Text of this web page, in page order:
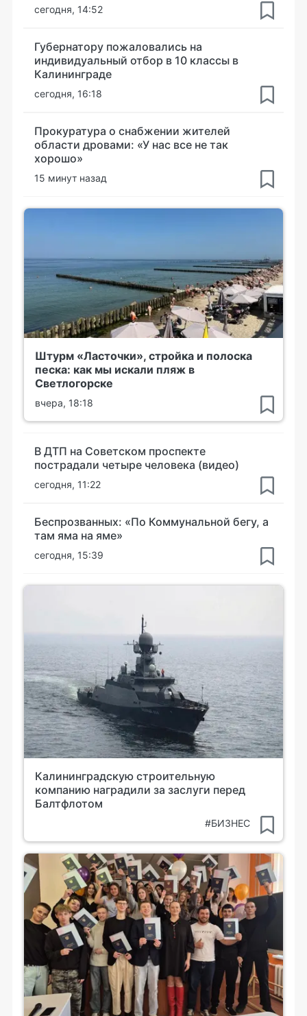
сегодня, 14:52
Губернатору пожаловались на
индивидуальный отбор в 10 классы в
Калининграде
сегодня, 16:18
Прокуратура о снабжении жителей
области дровами: «У нас все не так
хорошо»
15 минут назад
Штурм «Ласточки», стройка и полоска
песка: как мы искали пляж в
Светлогорске
вчера, 18:18
В ДТП на Советском проспекте
пострадали четыре человека (видео)
сегодня, 11:22
Беспрозванных: «По Коммунальной бегу, а
там яма на яме»
сегодня, 15:39
Калининградскую строительную
компанию наградили за заслуги перед
Балтфлотом
#БИЗНЕС